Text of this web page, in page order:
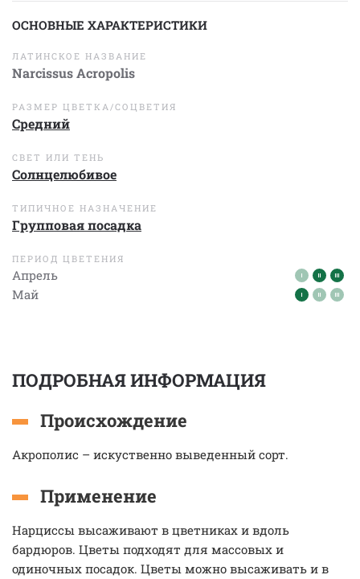
ОСНОВНЫЕ ХАРАКТЕРИСТИКИ
ЛАТИНСКОЕ НАЗВАНИЕ
Narcissus Acropolis
РАЗМЕР ЦВЕТКА/СОЦВЕТИЯ
Средний
СВЕТ ИЛИ ТЕНЬ
Солнцелюбивое
ТИПИЧНОЕ НАЗНАЧЕНИЕ
Групповая посадка
ПЕРИОД ЦВЕТЕНИЯ
Апрель
Май
ПОДРОБНАЯ ИНФОРМАЦИЯ
Происхождение
Акрополис – искуственно выведенный сорт.
Применение
Нарциссы высаживают в цветниках и вдоль
бардюров. Цветы подходят для массовых и
одиночных посадок. Цветы можно высаживать и в